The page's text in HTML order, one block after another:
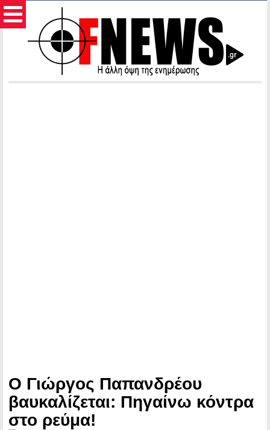
Ο Γιώργος Παπανδρέου
βαυκαλίζεται: Πηγαίνω κόντρα
στο ρεύμα!